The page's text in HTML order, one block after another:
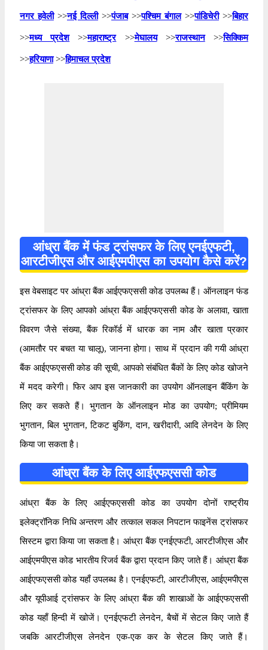
नगर हवेली>>नई दिल्ली>>पंजाब>>पश्चिम बंगाल>>पांडिचेरी>>बिहार
>>मध्य प्रदेश>>महाराष्ट्र>>मेघालय>>राजस्थान>>सिक्किम
>>हरियाणा>>हिमाचल प्रदेश
आंध्रा बैंक में फंड ट्रांसफर के लिए एनईएफटी,
आरटीजीएस और आईएमपीएस का उपयोग कैसे करें?
इस वेबसाइट पर आंध्रा बैंक आईएफएससी कोड उपलब्ध हैं। ऑनलाइन फंड
ट्रांसफर के लिए आपको आंध्रा बैंक आईएफएससी कोड के अलावा, खाता
विवरण जैसे संख्या, बैंक रिकॉर्ड में धारक का नाम और खाता प्रकार
(आमतौर पर बचत या चालू), जानना होगा। साथ में प्रदान की गयी आंध्रा
बैंक आईएफएससी कोड की सूची, आपको संबंधित बैंकों के लिए कोड खोजने
में मदद करेगी। फिर आप इस जानकारी का उपयोग ऑनलाइन बैंकिंग के
लिए कर सकते हैं। भुगतान के ऑनलाइन मोड का उपयोग; प्रीमियम
भुगतान, बिल भुगतान, टिकट बुकिंग, दान, खरीदारी, आदि लेनदेन के लिए
किया जा सकता है।
आंध्रा बैंक के लिए आईएफएससी कोड
आंध्रा बैंक के लिए आईएफएससी कोड का उपयोग दोनों राष्ट्रीय
इलेक्ट्रॉनिक निधि अन्तरण और तत्काल सकल निपटान फाइनेंस ट्रांसफर
सिस्टम द्वारा किया जा सकता है। आंध्रा बैंक एनईएफटी, आरटीजीएस और
आईएमपीएस कोड भारतीय रिजर्व बैंक द्वारा प्रदान किए जाते हैं। आंध्रा बैंक
आईएफएससी कोड यहाँ उपलब्ध है। एनईएफटी, आरटीजीएस, आईएमपीएस
और यूपीआई ट्रांसफर के लिए आंध्रा बैंक की शाखाओं के आईएफएससी
कोड यहाँ हिन्दी में खोजें। एनईएफटी लेनदेन, बैचों में सेटल किए जाते हैं
जबकि आरटीजीएस लेनदेन एक-एक कर के सेटल किए जाते हैं।